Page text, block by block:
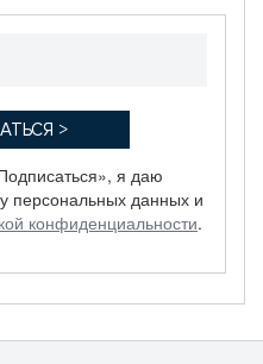
я даю
персональных данных и
конфиденциальности.